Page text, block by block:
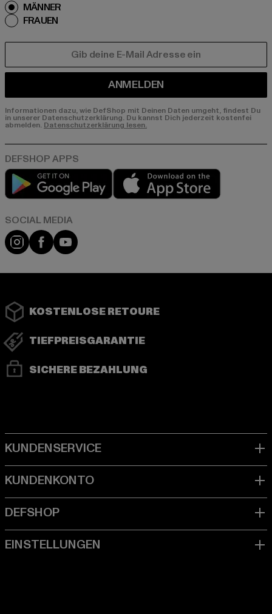
MÄNNER
FRAUEN
ANMELDEN
Informationen dazu, wie DefShop mit Deinen Daten umgeht, findest Du
in unserer Datenschutzerklärung. Du kannst Dich jederzeit kostenfei
abmelden. Datenschutzerklärung lesen.
Play market
Instagram
FacebookYouTube
KOSTENLOSE RETOURE
TIEFPREISGARANTIE
SICHERE BEZAHLUNG